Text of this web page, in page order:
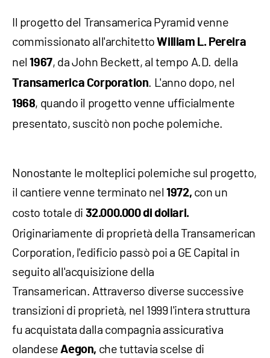
Il progetto del Transamerica Pyramid venne
commissionato all'architettoWilliam L. Pereira
nel1967, da John Beckett, al tempo A.D. della
Transamerica Corporation. L'anno dopo, nel
1968, quando il progetto venne ufficialmente
presentato, suscitò non poche polemiche.
Nonostante le molteplici polemiche sul progetto,
il cantiere venne terminato nel 1972, con un
costo totale di 32.000.000 di dollari.
Originariamente di proprietà della Transamerican
Corporation, l'edificio passò poi a GE Capital in
seguito all'acquisizione della
Transamerican. Attraverso diverse successive
transizioni di proprietà, nel 1999 l'intera struttura
fu acquistata dalla compagnia assicurativa
olandese Aegon, che tuttavia scelse di